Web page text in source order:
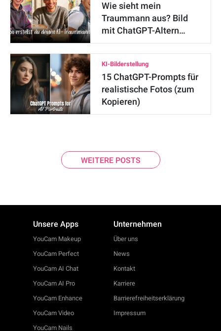
Wie sieht mein
Traummann aus? Bild
mit ChatGPT-Altern…
KI-Bilderstellung
15 ChatGPT-Prompts für
realistische Fotos (zum
Kopieren)
WEITERE POSTS
Unsere Apps
YouCam Makeup
YouCam Perfect
YouCam AI Chat
YouCam AI Pro
YouCam Enhance
YouCam Video
YouCam Nails
Unternehmen
Über uns
News
Kontakt
Karriere
Barrierefreiheitserklärung
Impressum